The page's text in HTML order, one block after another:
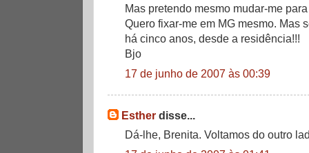
Mas pretendo mesmo mudar-me
Quero fixar-me em MG mesmo. Mas
há cinco anos, desde a residência!!!
Bjo
17 de junho de 2007 às 00:39
Esther disse...
Dá-lhe, Brenita. Voltamos do outro